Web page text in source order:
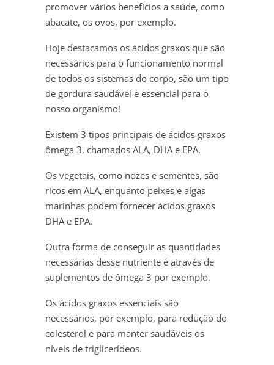
promover vários benefícios a saúde, como
abacate, os ovos, por exemplo.
Hoje destacamos os ácidos graxos que são
necessários para o funcionamento normal
de todos os sistemas do corpo, são um tipo
de gordura saudável e essencial para o
nosso organismo!
Existem 3 tipos principais de ácidos graxos
ômega 3, chamados ALA, DHA e EPA.
Os vegetais, como nozes e sementes, são
ricos em ALA, enquanto peixes e algas
marinhas podem fornecer ácidos graxos
DHA e EPA.
Outra forma de conseguir as quantidades
necessárias desse nutriente é através de
suplementos de ômega 3 por exemplo.
Os ácidos graxos essenciais são
necessários, por exemplo, para redução do
colesterol e para manter saudáveis os
níveis de triglicerídeos.